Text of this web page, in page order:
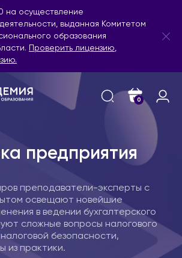
на осуществление
выданная Комитетом
образования
Проверить лицензию,
0
предприятия
преподаватели-эксперты с
освещают новейшие
в ведении бухгалтерского
сложные вопросы налогового
безопасности,
из практики.